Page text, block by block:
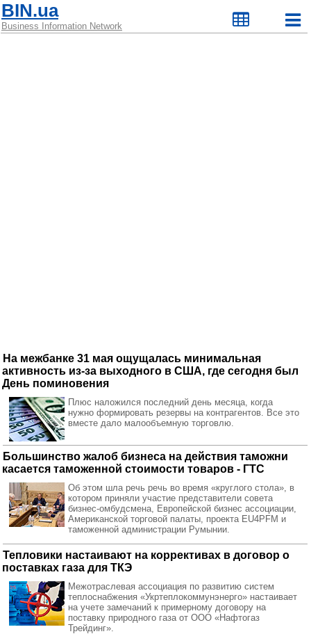
BIN.ua
Business Information Network
На межбанке 31 мая ощущалась минимальная
активность из-за выходного в США, где сегодня был
День поминовения
Плюс наложился последний день месяца, когда
нужно формировать резервы на контрагентов. Все это
вместе дало малообъемную торговлю.
Большинство жалоб бизнеса на действия таможни
касается таможенной стоимости товаров - ГТС
Об этом шла речь речь во время «круглого стола», в
котором приняли участие представители совета
бизнес-омбудсмена, Европейской бизнес ассоциации,
Американской торговой палаты, проекта EU4PFM и
таможенной администрации Румынии.
Тепловики настаивают на коррективах в договор о
поставках газа для ТКЭ
Межотраслевая ассоциация по развитию систем
теплоснабжения «Укртеплокоммунэнерго» настаивает
на учете замечаний к примерному договору на
поставку природного газа от ООО «Нафтогаз
Трейдинг».